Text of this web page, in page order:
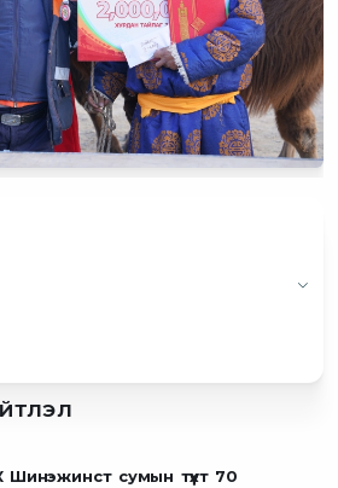
сумын түүхт 70